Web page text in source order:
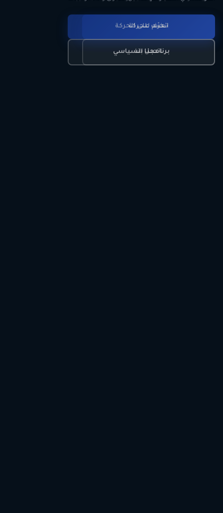
تعرّف على الحركة
برنامجنا السياسي
انضم للحركة
اتصل بنا